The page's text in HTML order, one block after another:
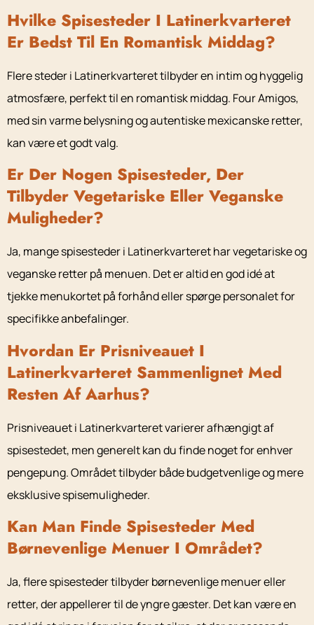
Hvilke Spisesteder I Latinerkvarteret
Er Bedst Til En Romantisk Middag?
Flere steder i Latinerkvarteret tilbyder en intim og hyggelig
atmosfære, perfekt til en romantisk middag. Four Amigos,
med sin varme belysning og autentiske mexicanske retter,
kan være et godt valg.
Er Der Nogen Spisesteder, Der
Tilbyder Vegetariske Eller Veganske
Muligheder?
Ja, mange spisesteder i Latinerkvarteret har vegetariske og
veganske retter på menuen. Det er altid en god idé at
tjekke menukortet på forhånd eller spørge personalet for
specifikke anbefalinger.
Hvordan Er Prisniveauet I
Latinerkvarteret Sammenlignet Med
Resten Af Aarhus?
Prisniveauet i Latinerkvarteret varierer afhængigt af
spisestedet, men generelt kan du finde noget for enhver
pengepung. Området tilbyder både budgetvenlige og mere
eksklusive spisemuligheder.
Kan Man Finde Spisesteder Med
Børnevenlige Menuer I Området?
Ja, flere spisesteder tilbyder børnevenlige menuer eller
retter, der appellerer til de yngre gæster. Det kan være en